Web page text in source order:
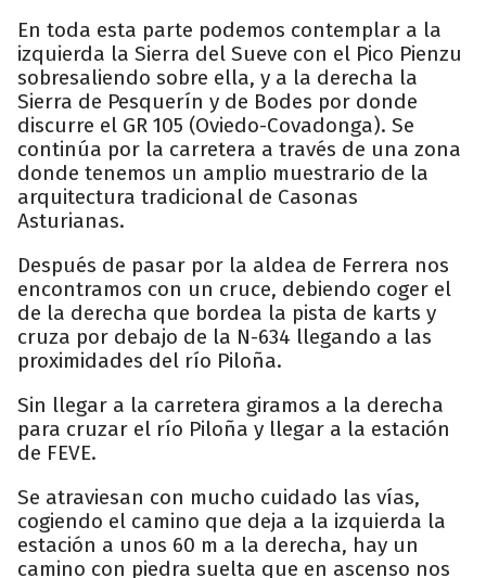
En toda esta parte podemos contemplar a la
izquierda la Sierra del Sueve con el Pico Pienzu
sobresaliendo sobre ella, y a la derecha la
Sierra de Pesquerín y de Bodes por donde
discurre el GR 105 (Oviedo-Covadonga). Se
continúa por la carretera a través de una zona
donde tenemos un amplio muestrario de la
arquitectura tradicional de Casonas
Asturianas.
Después de pasar por la aldea de Ferrera nos
encontramos con un cruce, debiendo coger el
de la derecha que bordea la pista de karts y
cruza por debajo de la N-634 llegando a las
proximidades del río Piloña.
Sin llegar a la carretera giramos a la derecha
para cruzar el río Piloña y llegar a la estación
de FEVE.
Se atraviesan con mucho cuidado las vías,
cogiendo el camino que deja a la izquierda la
estación a unos 60 m a la derecha, hay un
camino con piedra suelta que en ascenso nos